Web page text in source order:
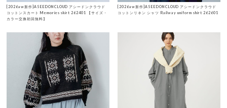
[2026aw新作]ASEEDONCLOUD アシードンクラウド
コットンスカート Memories skirt 262401 【サイズ・
カラー交換初回無料】
[2026aw新作]ASEEDONCLOUD アシードンクラウド
コットンリネン シャツ Railway uniform shirt 262601